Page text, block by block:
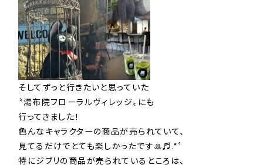
そしてずっと行きたいと思っていた
〝湯布院フローラルヴィレッジ〟にも
行ってきました！
色んなキャラクターの商品が売られていて、
見てるだけでとても楽しかったですꔛ♬.*ﾟ
特にジブリの商品が売られているところは、